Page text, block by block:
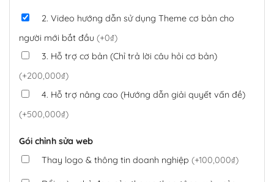
2. Video hướng dẫn sử dụng Theme cơ bản cho
người mới bắt đầu (+0₫)
3. Hỗ trợ cơ bản (Chỉ trả lời câu hỏi cơ bản)
(+200,000₫)
4. Hỗ trợ nâng cao (Hướng dẫn giải quyết vấn đề)
(+500,000₫)
Gói chỉnh sửa web
Thay logo & thông tin doanh nghiệp (+100,000₫)